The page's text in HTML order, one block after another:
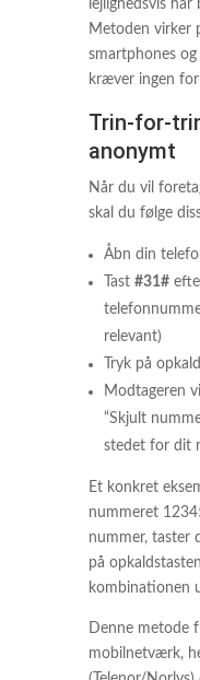
lejlighedsvis
Metoden virker
smartphones
kræver ingen
Trin-for-
anonymt
Når du vil
skal du følge
Åbn din
Tast #31#
relevant)
Tryk på
Modtageren
“Skjult
stedet for dit
Et konkret
nummeret
nummer, taster
på
kombinationen
Denne metode
mobilnetværk,